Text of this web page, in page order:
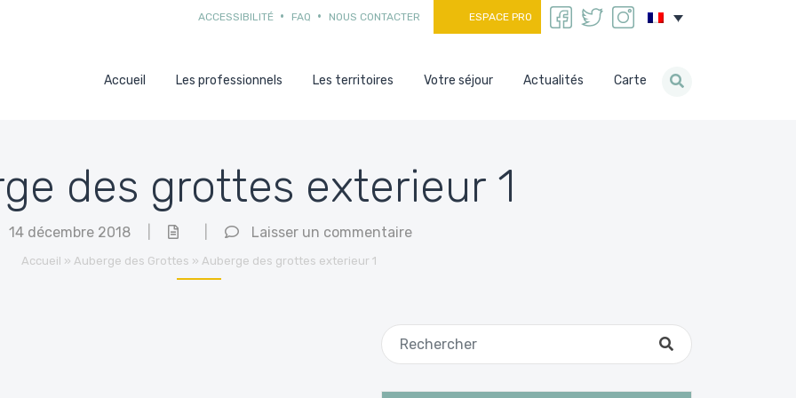
ACCESSIBILITÉ FAQ NOUS CONTACTER ESPACE PRO
Accueil Les professionnels Les territoires Votre séjour Actualités Carte
des grottes exterieur 1
14 décembre 2018 Laisser un commentaire
Accueil » Auberge des Grottes » Auberge des grottes exterieur 1